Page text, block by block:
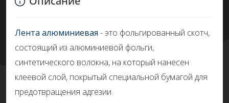
Лента алюминиевая - это фольгированный скотч,
состоящий из алюминиевой фольги,
синтетического волокна, на который нанесен
клеевой слой, покрытый специальной бумагой для
предотвращения адгезии.